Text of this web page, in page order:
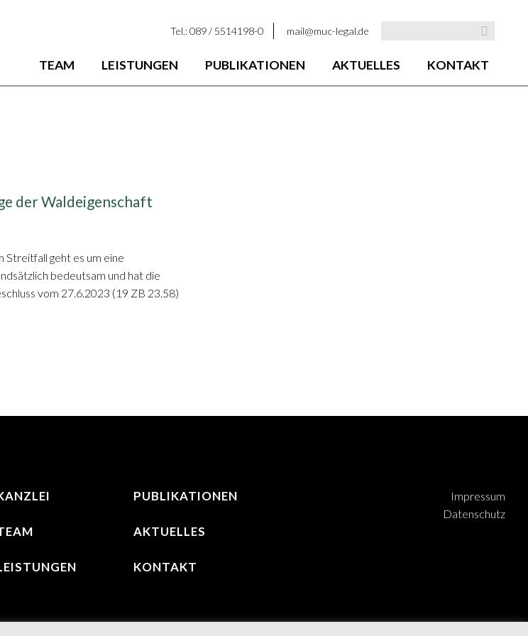
Tel.: 089 / 5514198-0 mail@muc-legal.de
TEAM LEISTUNGEN PUBLIKATIONEN AKTUELLES KONTAKT
der Waldeigenschaft
Streitfall geht es um eine
bedeutsam und hat die
vom 27.6.2023 (19 ZB 23.58)
PUBLIKATIONEN
AKTUELLES
KONTAKT
Impressum
Datenschutz